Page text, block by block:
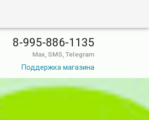
8-995-886-1135
Max, SMS, Telegram
Поддержка магазина